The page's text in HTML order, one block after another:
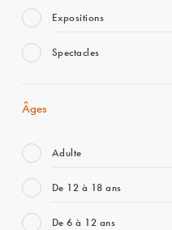
Expositions
Spectacles
Âges
Adulte
De 12 à 18 ans
De 6 à 12 ans